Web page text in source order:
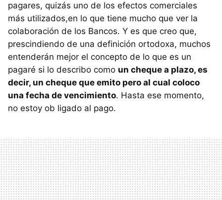
pagares, quizás uno de los efectos comerciales
más utilizados,en lo que tiene mucho que ver la
colaboración de los Bancos. Y es que creo que,
prescindiendo de una definición ortodoxa, muchos
entenderán mejor el concepto de lo que es un
pagaré si lo describo como un cheque a plazo, es
decir, un cheque que emito pero al cual coloco
una fecha de vencimiento. Hasta ese momento,
no estoy ob ligado al pago.